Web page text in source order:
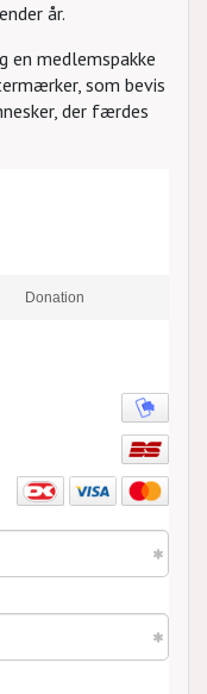
år.
en medlemspakke
som bevis
der færdes